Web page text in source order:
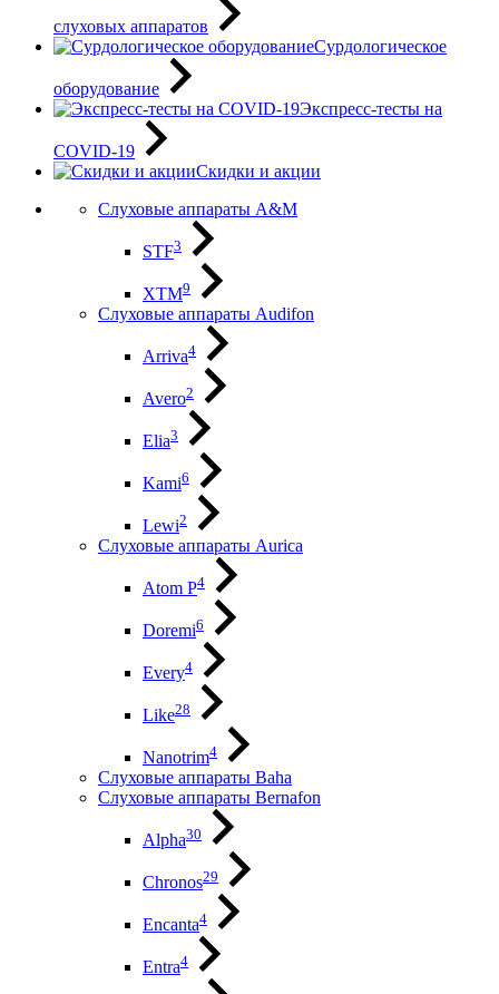
слуховых аппаратов
Сурдологическое
оборудование
Экспресс-тесты на
COVID-19
Скидки и акции
Слуховые аппараты A&M
STF3
XTM9
Слуховые аппараты Audifon
Arriva4
Avero2
Elia3
Kami6
Lewi2
Слуховые аппараты Aurica
Atom P4
Doremi6
Every4
Like28
Nanotrim4
Слуховые аппараты Baha
Слуховые аппараты Bernafon
Alpha30
Chronos29
Encanta4
Entra4